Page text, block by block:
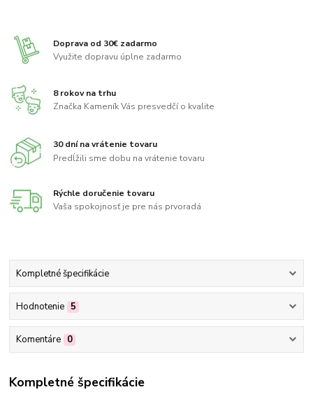
Doprava od 30€ zadarmo
Využite dopravu úplne zadarmo
8 rokov na trhu
Značka Kameník Vás presvedčí o kvalite
30 dní na vrátenie tovaru
Predĺžili sme dobu na vrátenie tovaru
Rýchle doručenie tovaru
Vaša spokojnosť je pre nás prvoradá
Kompletné špecifikácie
Hodnotenie 5
Komentáre 0
Kompletné špecifikácie